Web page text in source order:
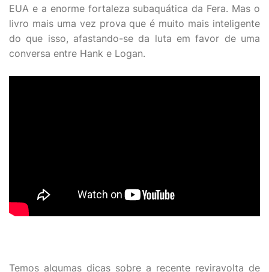
EUA e a enorme fortaleza subaquática da Fera. Mas o
livro mais uma vez prova que é muito mais inteligente
do que isso, afastando-se da luta em favor de uma
conversa entre Hank e Logan.
Temos algumas dicas sobre a recente reviravolta de